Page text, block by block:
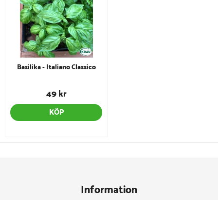
Basilika - Italiano Classico
49 kr
KÖP
Information